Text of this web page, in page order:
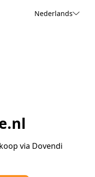
Nederlands
via Dovendi